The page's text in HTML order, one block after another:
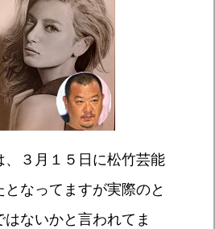
、３月１５日に松竹芸能
となってますが実際のと
はないかと言われてま